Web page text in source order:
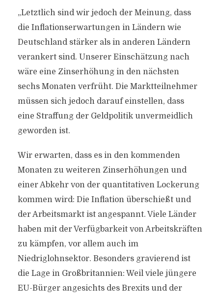
„Letztlich sind wir jedoch der Meinung, dass
die Inflationserwartungen in Ländern wie
Deutschland stärker als in anderen Ländern
verankert sind. Unserer Einschätzung nach
wäre eine Zinserhöhung in den nächsten
sechs Monaten verfrüht. Die Marktteilnehmer
müssen sich jedoch darauf einstellen, dass
eine Straffung der Geldpolitik unvermeidlich
geworden ist.
Wir erwarten, dass es in den kommenden
Monaten zu weiteren Zinserhöhungen und
einer Abkehr von der quantitativen Lockerung
kommen wird: Die Inflation überschießt und
der Arbeitsmarkt ist angespannt. Viele Länder
haben mit der Verfügbarkeit von Arbeitskräften
zu kämpfen, vor allem auch im
Niedriglohnsektor. Besonders gravierend ist
die Lage in Großbritannien: Weil viele jüngere
EU-Bürger angesichts des Brexits und der